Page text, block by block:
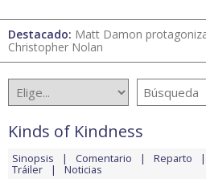
Destacado: Matt Damon
Christopher Nolan
Kinds of Kindness
Sinopsis Comentario Reparto
Tráiler Noticias